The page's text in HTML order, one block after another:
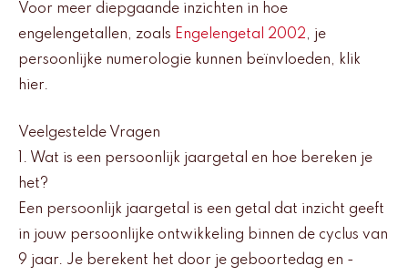
Voor meer diepgaande inzichten in hoe
engelengetallen, zoals Engelengetal 2002, je
persoonlijke numerologie kunnen beïnvloeden, klik
hier.
Veelgestelde Vragen
1. Wat is een persoonlijk jaargetal en hoe bereken je
het?
Een persoonlijk jaargetal is een getal dat inzicht geeft
in jouw persoonlijke ontwikkeling binnen de cyclus van
9 jaar. Je berekent het door je geboortedag en -